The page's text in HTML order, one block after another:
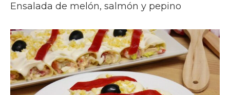
Ensalada de melón, salmón y pepino